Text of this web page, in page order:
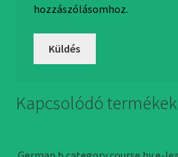
hozzászólásomhoz.
Kapcsolódó termékek